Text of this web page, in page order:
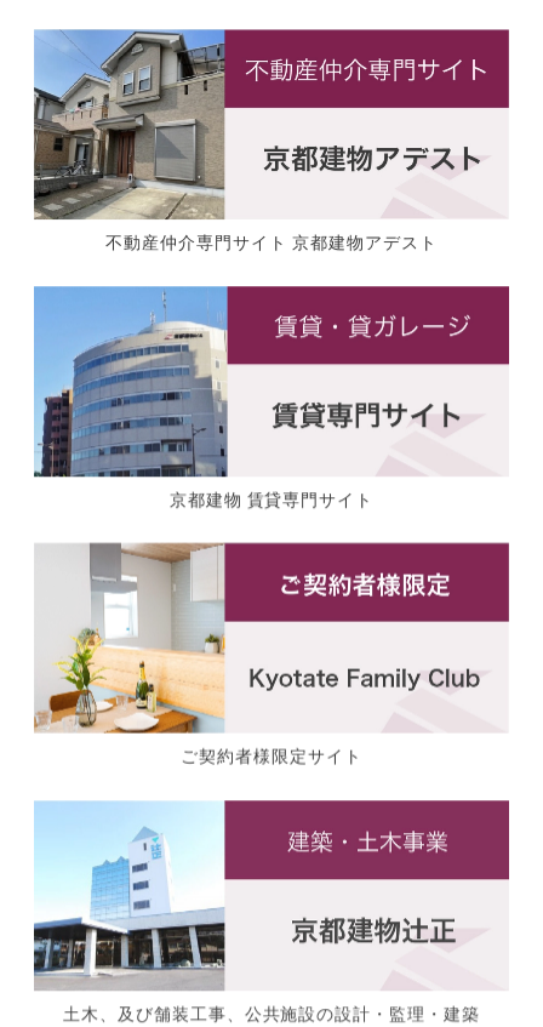
不動産仲介専門サイト 京都建物アデスト
京都建物 賃貸専門サイト
ご契約者様限定サイト
土木、及び舗装工事、公共施設の設計・監理・建築